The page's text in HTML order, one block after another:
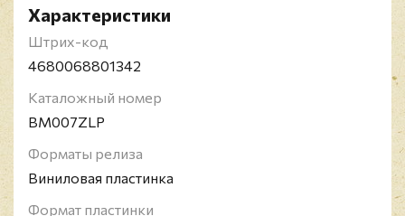
Ренате музыку? С другой стороны, я не могу
сказать, что понимаю кинопроцесс и законы
жанра. Тем интереснее. Музыка в нашем фильме
бы потому, что я не знаю как „нужно“. В процессе
узнала много нового, присутствовала на
озвучании. Странная вещь, вроде бы мы
(музыканты и кинозвукорежиссёры) по сути
Характеристики
Штрих-код
4680068801342
Каталожный номер
BM007ZLP
Форматы релиза
Виниловая пластинка
Формат пластинки